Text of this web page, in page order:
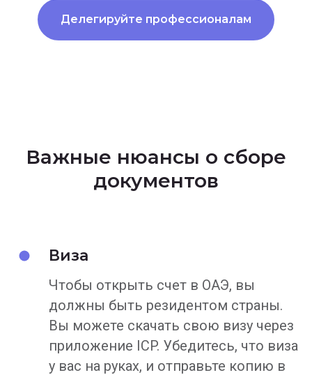
Делегируйте профессионалам
Важные нюансы о сборе
документов
Виза
Чтобы открыть счет в ОАЭ, вы
должны быть резидентом страны.
Вы можете скачать свою визу через
приложение ICP. Убедитесь, что виза
у вас на руках, и отправьте копию в